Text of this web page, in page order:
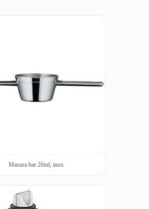
Masura bar 20ml, inox